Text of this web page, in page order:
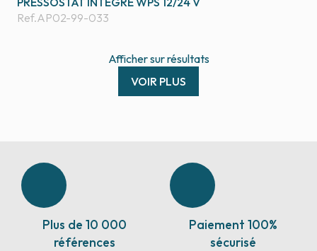
Ref.AP02-99-033
Affichersurrésultats
VOIR PLUS
Plus de 10 000
références
Paiement 100%
sécurisé